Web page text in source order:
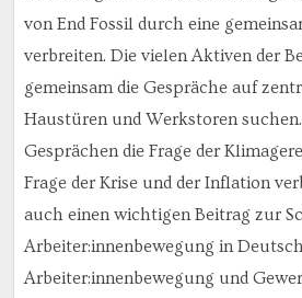
von End Fossil durch eine
verbreiten. Die vielen Aktiven der
gemeinsam die Gespräche auf
Haustüren und Werkstoren
Gesprächen die Frage der
Frage der Krise und der Inflation
auch einen wichtigen Beitrag zur
Arbeiter:innenbewegung in
Arbeiter:innenbewegung und